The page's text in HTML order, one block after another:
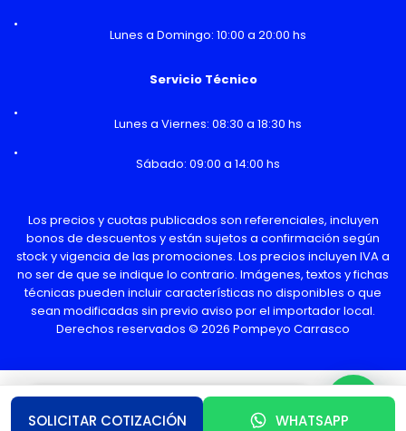
Lunes a Domingo: 10:00 a 20:00 hs
Servicio Técnico
Lunes a Viernes: 08:30 a 18:30 hs
Sábado: 09:00 a 14:00 hs
Los precios y cuotas publicados son referenciales, incluyen
bonos de descuentos y están sujetos a confirmación según
stock y vigencia de las promociones. Los precios incluyen IVA a
no ser de que se indique lo contrario. Imágenes, textos y fichas
técnicas pueden incluir características no disponibles o que
sean modificadas sin previo aviso por el importador local.
Derechos reservados © 2026 Pompeyo Carrasco
¿Necesitas Ayuda o mas información?
SOLICITAR COTIZACIÓN WHATSAPP